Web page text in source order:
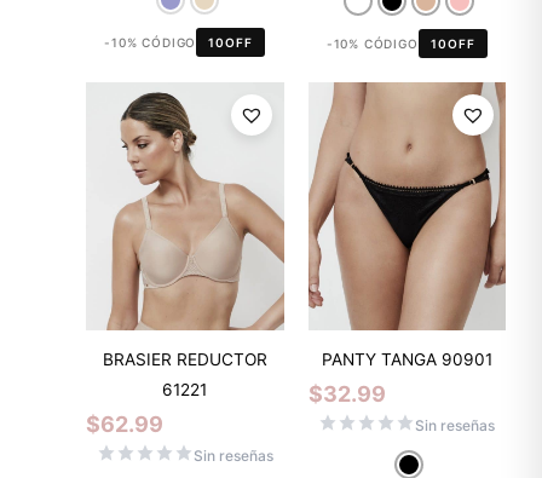
-10% CÓDIGO 10OFF -10% CÓDIGO 10OFF
BRASIER REDUCTOR
61221
$62.99
Sin reseñas
PANTY TANGA 90901
$32.99
Sin reseñas